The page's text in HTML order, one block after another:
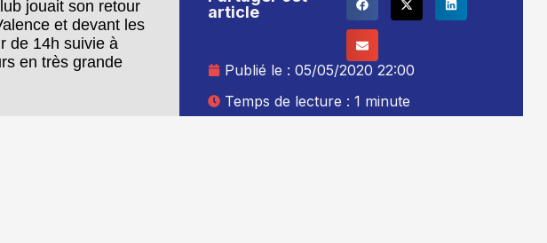
jouait son retour
et devant les
de 14h suivie à
en très grande
article
Publié le :05/05/2020 22:00
Temps de lecture : 1 minute